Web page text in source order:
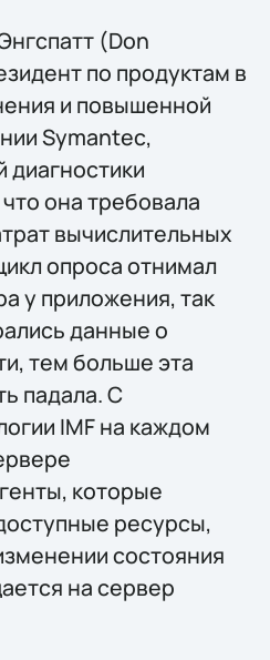
(Don
по продуктам в
и повышенной
Symantec,
она требовала
вычислительных
опроса отнимал
у приложения, так
данные о
тем больше эта
падала. С
IMF на каждом
которые
ресурсы,
состояния
на сервер